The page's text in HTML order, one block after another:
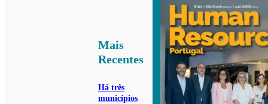
Mais
Recentes
Há três
municípios